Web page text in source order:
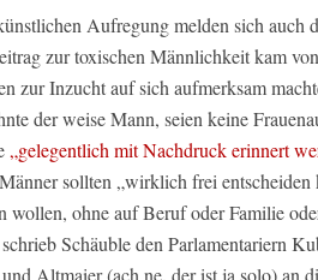
Aufregung melden sich auch
zur toxischen Männlichkeit kam
zur Inzucht auf sich aufmerksam
der weise Mann, seien keine
„gelegentlich mit Nachdruck erinnert
sollten „wirklich frei
wollen, ohne auf Beruf oder Familie
Schäuble den Parlamentariern
Altmaier (ach ne, der ist ja solo) an